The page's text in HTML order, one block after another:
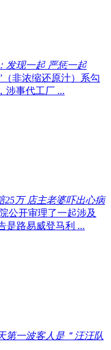
发现一起 严惩一起
非浓缩还原汁）系勾
涉事代工厂 ...
25万 店主老婆吓出心病
公开审理了一起涉及
是路易威登马利 ...
第一波客人是＂汪汪队